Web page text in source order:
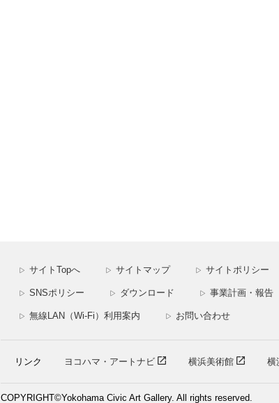
▷ サイトTopへ ▷ サイトマップ ▷ サイトポリシー
▷ SNSポリシー ▷ ダウンロード ▷ 事業計画・報告
▷ 無線LAN（Wi-Fi）利用案内 ▷ お問い合わせ
リンク ヨコハマ・アートナビ 横浜美術館 横
COPYRIGHT©Yokohama Civic Art Gallery. All rights reserved.